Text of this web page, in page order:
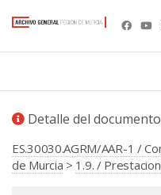
Detalle del documento
ES.30030.AGRM/AAR-1 /
de Murcia > 1.9. /